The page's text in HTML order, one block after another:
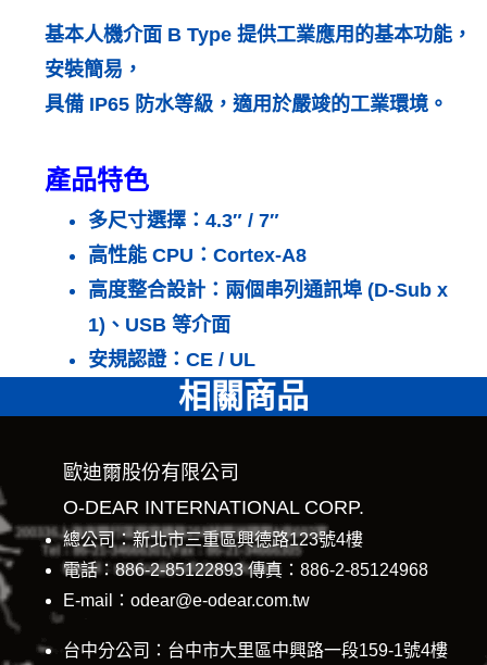
基本人機介面 B Type 提供工業應用的基本功能，
安裝簡易，
具備 IP65 防水等級，適用於嚴竣的工業環境。
產品特色
多尺寸選擇：4.3″ / 7″
高性能 CPU： Cortex-A8
高度整合設計： 兩個串列通訊埠 (D-Sub x
1)、USB 等介面
安規認證： CE / UL
相關商品
歐迪爾股份有限公司
O-DEAR INTERNATIONAL CORP.
總公司：新北市三重區興德路123號4樓
電話：886-2-85122893 傳真：886-2-85124968
E-mail：odear@e-odear.com.tw
台中分公司：台中市大里區中興路一段159-1號4樓